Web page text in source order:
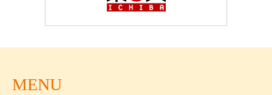
MENU